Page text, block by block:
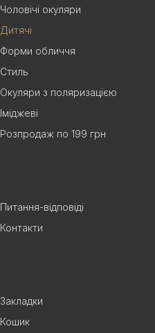
Чоловічі окуляри
Дитячі
Форми обличчя
Стиль
Окуляри з поляризацією
Іміджеві
Розпродаж по 199 грн
Питання-відповіді
Контакти
Закладки
Кошик